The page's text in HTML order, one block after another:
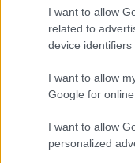
I want to allow
related to
device identifiers
I want to allow
Google for
I want to allow
personalized